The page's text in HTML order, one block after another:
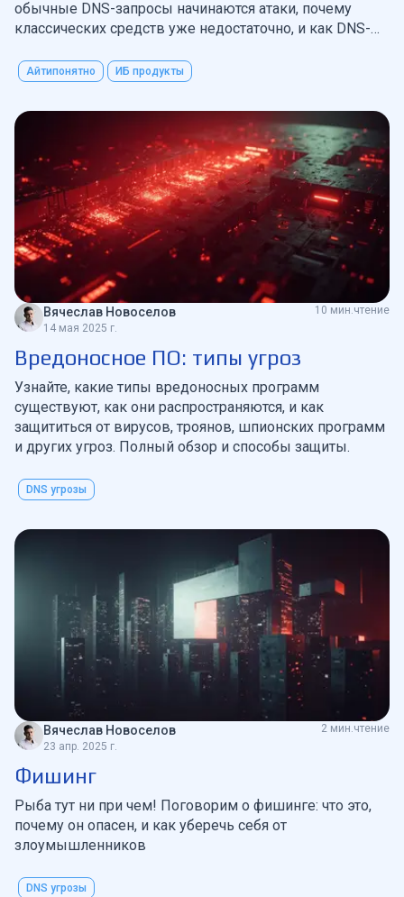
обычные DNS-запросы начинаются атаки, почему
классических средств уже недостаточно, и как DNS-
Айтипонятно ИБ продукты
Вячеслав Новоселов
14 мая 2025 г.
10 мин.чтение
Вредоносное ПО: типы угроз
Узнайте, какие типы вредоносных программ
существуют, как они распространяются, и как
защититься от вирусов, троянов, шпионских программ
и других угроз. Полный обзор и способы защиты.
DNS угрозы
Вячеслав Новоселов
23 апр. 2025 г.
2 мин.чтение
Фишинг
Рыба тут ни при чем! Поговорим о фишинге: что это,
почему он опасен, и как уберечь себя от
злоумышленников
DNS угрозы